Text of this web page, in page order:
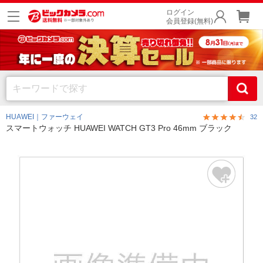
ログイン
会員登録(無料)
HUAWEI｜ファーウェイ 32
スマートウォッチ HUAWEI WATCH GT3 Pro 46mm ブラック